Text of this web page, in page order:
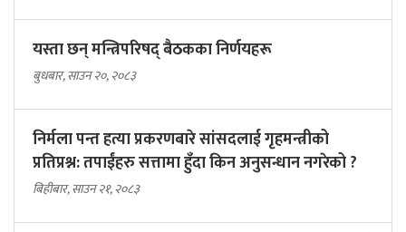
यस्ता छन् मन्त्रिपरिषद् बैठकका निर्णयहरू
बुधबार, साउन २०, २०८३
निर्मला पन्त हत्या प्रकरणबारे सांसदलाई गृहमन्त्रीको
प्रतिप्रश्न: तपाईंहरु सत्तामा हुँदा किन अनुसन्धान नगरेको ?
बिहीबार, साउन २१, २०८३